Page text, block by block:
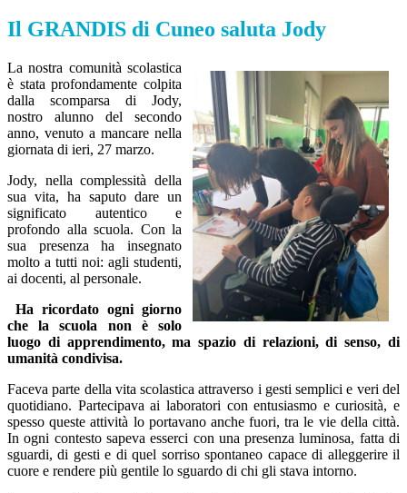
Il GRANDIS di Cuneo saluta Jody
La nostra comunità scolastica
è stata profondamente colpita
dalla scomparsa di Jody,
nostro alunno del secondo
anno, venuto a mancare nella
giornata di ieri, 27 marzo.
Jody, nella complessità della
sua vita, ha saputo dare un
significato autentico e
profondo alla scuola. Con la
sua presenza ha insegnato
molto a tutti noi: agli studenti,
ai docenti, al personale.
Ha ricordato ogni giorno
che la scuola non è solo
luogo di apprendimento, ma spazio di relazioni, di senso, di
umanità condivisa.
Faceva parte della vita scolastica attraverso i gesti semplici e veri del
quotidiano. Partecipava ai laboratori con entusiasmo e curiosità, e
spesso queste attività lo portavano anche fuori, tra le vie della città.
In ogni contesto sapeva esserci con una presenza luminosa, fatta di
sguardi, di gesti e di quel sorriso spontaneo capace di alleggerire il
cuore e rendere più gentile lo sguardo di chi gli stava intorno.